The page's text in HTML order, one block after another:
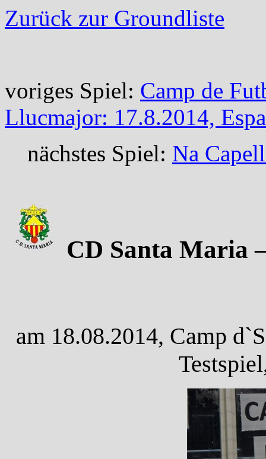
Zurück zur Groundliste
voriges Spiel: Camp de
Llucmajor: 17.8.2014,
nächstes Spiel: Na
CD Santa Maria
am 18.08.2014, Camp